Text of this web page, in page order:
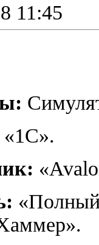
11:45
«1С».